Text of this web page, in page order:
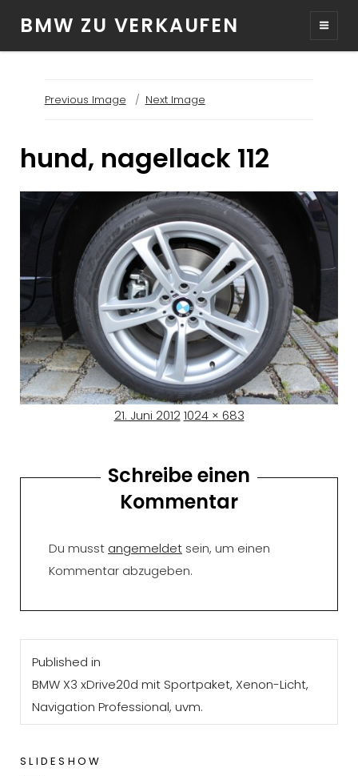
BMW ZU VERKAUFEN
Previous Image Next Image
hund, nagellack 112
Posted
21. Juni 2012 Full
1024 × 683
Schreibe einen
Kommentar
Du musst angemeldet sein, um einen
Kommentar abzugeben.
Beitragsnavigation
Published in
BMW X3 xDrive20d mit Sportpaket, Xenon-Licht,
Navigation Professional, uvm.
SLIDESHOW